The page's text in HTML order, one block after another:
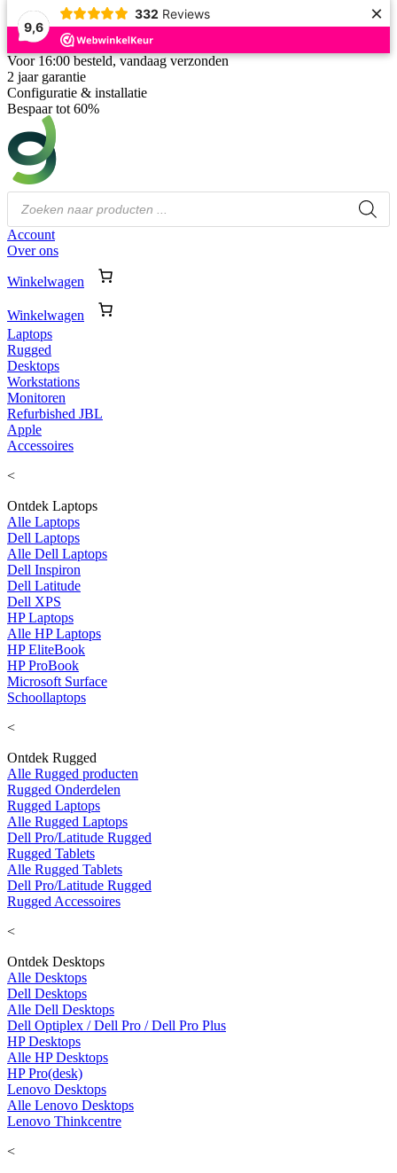
9,6
332 Reviews ×
Ga
naar
de
inhoud
Voor 16:00 besteld, vandaag verzonden
2 jaar garantie
Configuratie & installatie
Bespaar tot 60%
Producten
zoeken
Account
Over ons
Winkelwagen
Winkelwagen
Laptops
Rugged
Desktops
Workstations
Monitoren
Refurbished JBL
Apple
Accessoires
<
Ontdek Laptops
Alle Laptops
Dell Laptops
Alle Dell Laptops
Dell Inspiron
Dell Latitude
Dell XPS
HP Laptops
Alle HP Laptops
HP EliteBook
HP ProBook
Microsoft Surface
Schoollaptops
<
Ontdek Rugged
Alle Rugged producten
Rugged Onderdelen
Rugged Laptops
Alle Rugged Laptops
Dell Pro/Latitude Rugged
Rugged Tablets
Alle Rugged Tablets
Dell Pro/Latitude Rugged
Rugged Accessoires
<
Ontdek Desktops
Alle Desktops
Dell Desktops
Alle Dell Desktops
Dell Optiplex / Dell Pro / Dell Pro Plus
HP Desktops
Alle HP Desktops
HP Pro(desk)
Lenovo Desktops
Alle Lenovo Desktops
Lenovo Thinkcentre
<